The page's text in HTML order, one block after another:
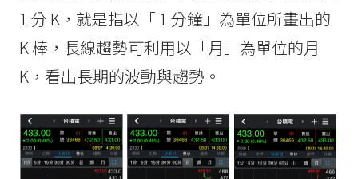
1 分 K，就是指以「 1 分鐘」為單位所畫出的
K 棒，長線趨勢可利用以「月」為單位的月
K，看出長期的波動與趨勢。